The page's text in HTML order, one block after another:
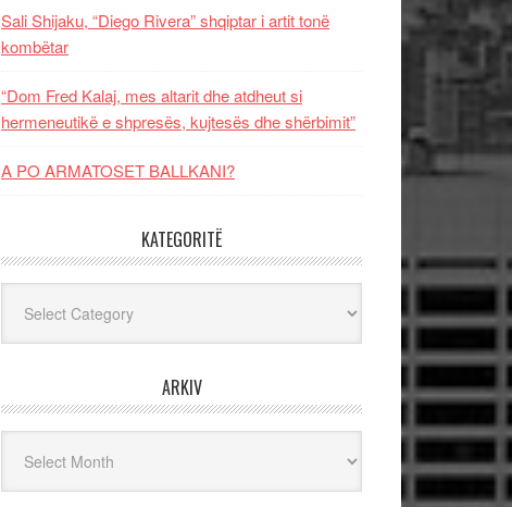
Sali Shijaku, “Diego Rivera” shqiptar i artit tonë
kombëtar
“Dom Fred Kalaj, mes altarit dhe atdheut si
hermeneutikë e shpresës, kujtesës dhe shërbimit”
A PO ARMATOSET BALLKANI?
KATEGORITË
ARKIV